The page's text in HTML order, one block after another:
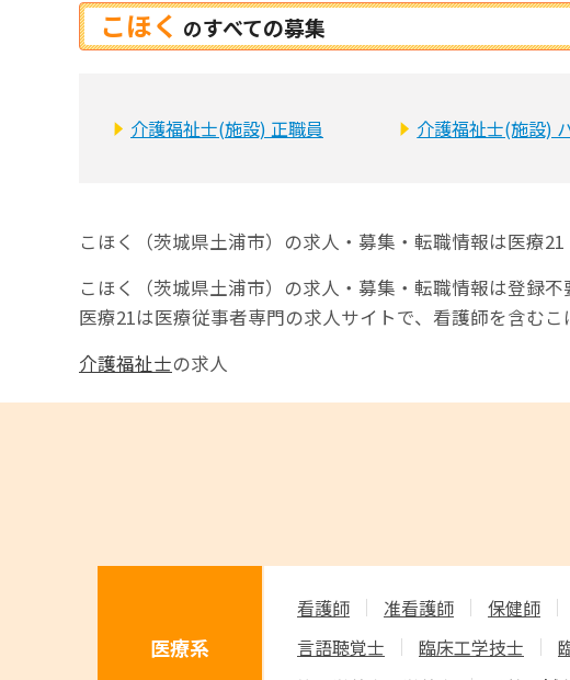
こほく のすべての募集
介護福祉士(施設) 正職員 介護福祉士(施設)
こほく（茨城県土浦市）の求人・募集・転職情報は医療21
こほく（茨城県土浦市）の求人・募集・転職情報は登録不
医療21は医療従事者専門の求人サイトで、看護師を含む
介護福祉士の求人
医療系
看護師 准看護師 保健師
言語聴覚士
臨床工学技士